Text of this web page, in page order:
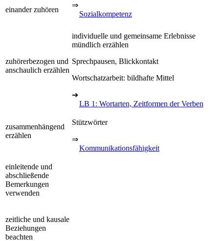
einander zuhören
⇒
Sozialkompetenz
zuhörerbezogen und
anschaulich erzählen
individuelle und gemeinsame Erlebnisse
mündlich erzählen
Sprechpausen, Blickkontakt
Wortschatzarbeit: bildhafte Mittel
➔
LB 1: Wortarten, Zeitformen der Verben
zusammenhängend
erzählen
Stützwörter
⇒
Kommunikationsfähigkeit
einleitende und
abschließende
Bemerkungen
verwenden
zeitliche und kausale
Beziehungen
beachten